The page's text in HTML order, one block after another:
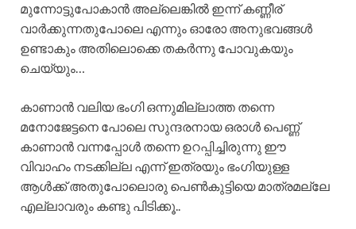
മുന്നോട്ടുപോകാൻ അല്ലെങ്കിൽ ഇന്ന് കണ്ണീര്
വാർക്കുന്നതുപോലെ എന്നും ഓരോ അനുഭവങ്ങൾ
ഉണ്ടാകും അതിലൊക്കെ തകർന്നു പോവുകയും
ചെയ്യും…
കാണാൻ വലിയ ഭംഗി ഒന്നുമില്ലാത്ത തന്നെ
മനോജേട്ടനെ പോലെ സുന്ദരനായ ഒരാൾ പെണ്ണ്
കാണാൻ വന്നപ്പോൾ തന്നെ ഉറപ്പിച്ചിരുന്നു ഈ
വിവാഹം നടക്കില്ല എന്ന് ഇത്രയും ഭംഗിയുള്ള
ആൾക്ക് അതുപോലൊരു പെൺകുട്ടിയെ മാത്രമല്ലേ
എല്ലാവരും കണ്ടു പിടിക്കൂ..